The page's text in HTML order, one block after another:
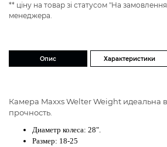
** ціну на товар зі статусом "На
менеджера.
Опис Характеристики
Камера Maxxs Welter Weight идеальна
прочность.
Диаметр колеса: 28".
Размер: 18-25